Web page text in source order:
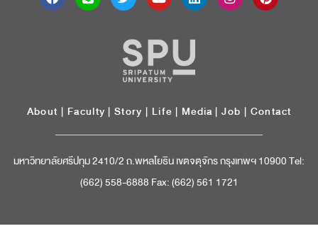
About | Faculty | Story | Life | Media |Job | Contact
มหาวิทยาลัยศรีปทุม 2410/2 ถ.พหลโยธิน เขตจตุจักร กรุงเทพฯ 10900 Tel:
(662) 558-6888 Fax: (662) 561 1721